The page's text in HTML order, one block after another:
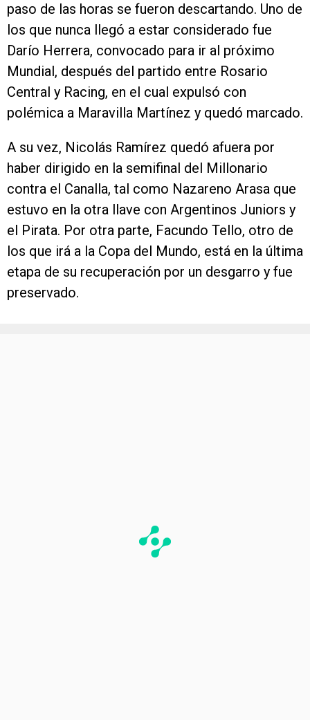
paso de las horas se fueron descartando. Uno de
los que nunca llegó a estar considerado fue
Darío Herrera, convocado para ir al próximo
Mundial, después del partido entre Rosario
Central y Racing, en el cual expulsó con
polémica a Maravilla Martínez y quedó marcado.
A su vez, Nicolás Ramírez quedó afuera por
haber dirigido en la semifinal del Millonario
contra el Canalla, tal como Nazareno Arasa que
estuvo en la otra llave con Argentinos Juniors y
el Pirata. Por otra parte, Facundo Tello, otro de
los que irá a la Copa del Mundo, está en la última
etapa de su recuperación por un desgarro y fue
preservado.